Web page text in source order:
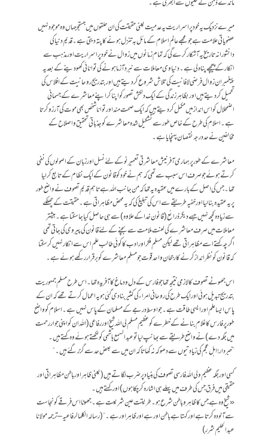
میرے نزدیک یہ خود پر اسراریت یہ عدمیت یعنی حقیقت کی ان حلقوں میں جستجو جہاں وہ موجود نہیں
عضویاتی علامت ہے جو مجھے عالم اسلام کے مائل بہ تنزل ہونے کا پتہ دیتی ہے۔ قدیم دنیا کی
دانشورانہ تاریخ یہ آشکار کرے گی کہ تمام زمانوں میں زوال نے خود پر اسراریت اور مذہب سے
انکار کے پیچھے پناہ لی ہے۔ دنیاوی معاملات سے نبرد آزما ہونے کی توانائی کھو دینے کے بعد یہ
پیغمبران زوال فرضی لافانیت کی تلاش شروع کر دیتے ہیں اور بتدریج روحانیت کے افلاس کی
تحمیل کر دیتے ہیں اور بظاہر زندگی کے ایک دلکش تصور کو اپنا کر اپنے معاشرے کے جسمانی
اضمحلال کو اس انداز میں مکمل کر دیتے ہیں کہ ایک صحت مند اور توانا شخص بھی موت کی آرزو کرتا
ہے۔ اسلام کی طرح کے خاص طور سے تشکیل شدہ معاشرے کو جذباتی تحقیق و اصلاح کے
مخالفین نے حد درجہ نقصان پہنچایا ہے۔
معاشرے کے طور پر ہماری آفرنیش معاشرتی تعمیر نو کے لئے نسل اور زبان کے اصولوں کی نفی
کرتے ہوئے جو صرف اس سبب سے تھی کہ ہم نے خود کو قانون کے ایک نظام کے تابع کر لیا
تھا۔ جس کی اصل کے بارے میں عقیدہ یہ تھا کہ من جانب اللہ ہے تاہم قدیم تصوف نے واضح طور
پر یہ عقیدہ بنا لیا اور خفیہ طریقے سے اس کی تبلیغ کی کہ یہ محض مظاہراتی ہے۔ حقیقت کے چھلکے
سے زیادہ کچھ نہیں جسے دیگر ذرائع (قانون خدا کے علاوہ) سے ہی حاصل کیا جا سکتا ہے۔ بیشتر
معاملات میں صرف معاشرے کی لعنت ملامت سے بچنے کے لئے قانون کی پیروی کی جاتی تھی
اگرچہ کہتے اسے مظاہراتی تھے لیکن مسلم فکر اور ادب کا کوئی طالب علم اس سے انکار نہیں کر سکتا
کہ قانون کو نظر انداز کرنے کا رجحان واحد قوت جو مسلم معاشرے کو برقرار رکھے ہوئے ہے۔
اس جھوٹے تصوف کا لازمی نتیجہ تھا جو فارس کے دل و دماغ کا آفریدہ تھا۔ اس طرح مسلم جمہوریت
بتدریج تبدیل ہوئی اور ایک طرح کی روحانی امراء کی کثیر بنا دی گئی ہو یہ اعمال کرتے تھے کہ ان کے
پاس ایسا علم اور ایسی طاقت ہے۔ جو اوسط درجے کے مسلمان کے پاس نہیں ہے۔ اسلام کو واضح
طور پر فارس کا غلام بنانے کے خطرے کو عظیم مسلم لی اللہ شیخ اور رفاعی (اللہ ان کو اپنی جوار رحمت
میں جگہ دے) نے واضح طریقے سے بھانپ لیا تو عبد السمع ہاشمی کو لکھتے ہوئے وہ کہتے ہیں۔
”خبردار ! اہل عجم کی زیادتیوں سے دھوکہ نہ کھاتا کہ ان میں سے بعض حد سے گزرگئے ہیں۔“
کسی اور جگہ عظیم ولی اللہ فارسی تصوف کی بنیاد پر ضرب لگاتے ہیں (یعنی ظاہر اور باطن مظاہراتی اور
حقیقی میں فرق جس کی طرف میں پہلے ہی اشارہ کر چکا ہوں) اور کہتے ہیں۔
« شیخ وہ ہے جس کا ظاہر و باطن شرع ہو۔ طریقت عین شریعت ہے۔ جھوٹا اس فرقے کو نجاست
سے آلودہ کرتا ہے اور کہتا ہے باطن اور ہے اور ظاہر اور ہے۔“ (رسالہ الکلمالرفاعیہ – ترجمہ مولانا
عبد الحلیم شرر)